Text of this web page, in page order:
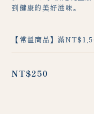
到健康的美好滋味。
【常溫商品】滿
NT$250